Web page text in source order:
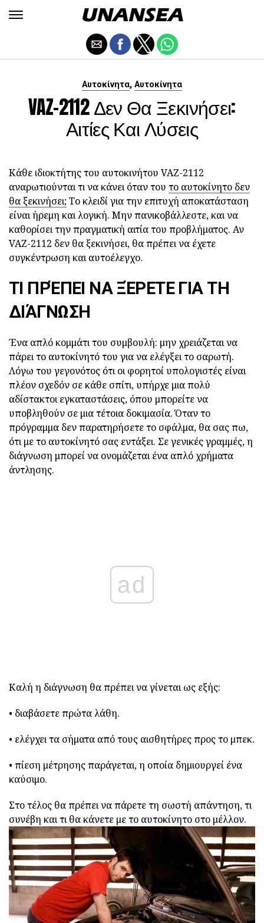
Αυτοκίνητα, Αυτοκίνητα
VAZ-2112 Δεν Θα Ξεκινήσει:
Αιτίες Και Λύσεις
Κάθε ιδιοκτήτης του αυτοκινήτου VAZ-2112
αναρωτιούνται τι να κάνει όταν του το αυτοκίνητο δεν
θα ξεκινήσει;Το κλειδί για την επιτυχή αποκατάσταση
είναι ήρεμη και λογική. Μην πανικοβάλλεστε, και να
καθορίσει την πραγματική αιτία του προβλήματος. Αν
VAZ-2112 δεν θα ξεκινήσει, θα πρέπει να έχετε
συγκέντρωση και αυτοέλεγχο.
ΤΙ ΠΡΈΠΕΙ ΝΑ ΞΈΡΕΤΕ ΓΙΑ ΤΗ
ΔΙΆΓΝΩΣΗ
Ένα απλό κομμάτι του συμβουλή: μην χρειάζεται να
πάρει το αυτοκίνητό του για να ελέγξει το σαρωτή.
Λόγω του γεγονότος ότι οι φορητοί υπολογιστές είναι
πλέον σχεδόν σε κάθε σπίτι, υπήρχε μια πολύ
αδίστακτοι εγκαταστάσεις, όπου μπορείτε να
υποβληθούν σε μια τέτοια δοκιμασία. Όταν το
πρόγραμμα δεν παρατηρήσετε το σφάλμα, θα σας πω,
ότι με το αυτοκίνητό σας εντάξει. Σε γενικές γραμμές, η
διάγνωση μπορεί να ονομάζεται ένα απλό χρήματα
άντλησης.
ad
Καλή η διάγνωση θα πρέπει να γίνεται ως εξής:
• διαβάσετε πρώτα λάθη.
• ελέγχει τα σήματα από τους αισθητήρες προς το μπεκ.
• πίεση μέτρησης παράγεται, η οποία δημιουργεί ένα
καύσιμο.
Στο τέλος θα πρέπει να πάρετε τη σωστή απάντηση, τι
συνέβη και τι θα κάνετε με το αυτοκίνητο στο μέλλον.